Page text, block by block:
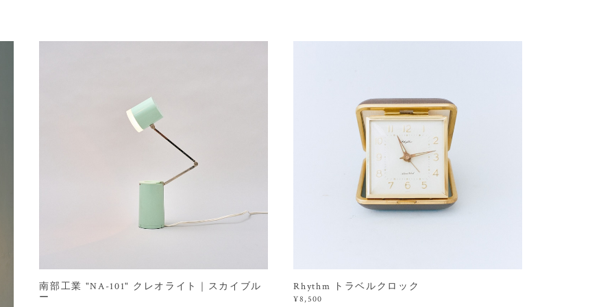
南部工業 "NA-101" クレオライト｜スカイブル
ー
Rhythm トラベルクロック
¥8,500